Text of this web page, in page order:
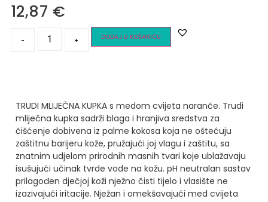
12,87 €
- + DODAJ U KOŠARICU
TRUDI MLIJEČNA KUPKA s medom cvijeta naranče. Trudi
mliječna kupka sadrži blaga i hranjiva sredstva za
čišćenje dobivena iz palme kokosa koja ne oštećuju
zaštitnu barijeru kože, pružajući joj vlagu i zaštitu, sa
znatnim udjelom prirodnih masnih tvari koje ublažavaju
isušujući učinak tvrde vode na kožu. pH neutralan sastav
prilagođen dječjoj koži nježno čisti tijelo i vlasište ne
izazivajući iritacije. Nježan i omekšavajući med cvijeta